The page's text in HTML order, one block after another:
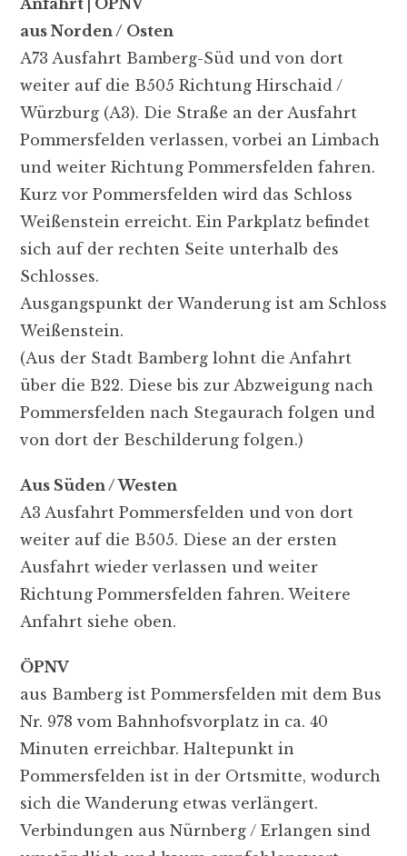
aus Norden / Osten
A73 Ausfahrt Bamberg-Süd und von dort
weiter auf die B505 Richtung Hirschaid /
Würzburg (A3). Die Straße an der Ausfahrt
Pommersfelden verlassen, vorbei an Limbach
und weiter Richtung Pommersfelden fahren.
Kurz vor Pommersfelden wird das Schloss
Weißenstein erreicht. Ein Parkplatz befindet
sich auf der rechten Seite unterhalb des
Schlosses.
Ausgangspunkt der Wanderung ist am Schloss
Weißenstein.
(Aus der Stadt Bamberg lohnt die Anfahrt
über die B22. Diese bis zur Abzweigung nach
Pommersfelden nach Stegaurach folgen und
von dort der Beschilderung folgen.)
Aus Süden / Westen
A3 Ausfahrt Pommersfelden und von dort
weiter auf die B505. Diese an der ersten
Ausfahrt wieder verlassen und weiter
Richtung Pommersfelden fahren. Weitere
Anfahrt siehe oben.
ÖPNV
aus Bamberg ist Pommersfelden mit dem Bus
Nr. 978 vom Bahnhofsvorplatz in ca. 40
Minuten erreichbar. Haltepunkt in
Pommersfelden ist in der Ortsmitte, wodurch
sich die Wanderung etwas verlängert.
Verbindungen aus Nürnberg / Erlangen sind